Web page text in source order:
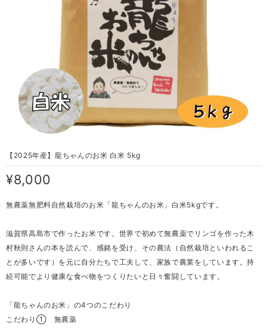
【2025年産】龍ちゃんのお米 白米 5kg
¥8,000
無農薬無肥料自然栽培のお米「龍ちゃんのお米」白米5kgです。
滋賀県高島市で作ったお米です。世界で初めて無農薬でリンゴを作った木
村秋則さんの本を読んで、感銘を受け、その農法（自然栽培といわれるこ
とが多いです）を元に自分たちで工夫して、家族で農業をしています。持
続可能でより健康な食べ物をつくりたいと日々奮闘しています。
「龍ちゃんのお米」の4つのこだわり
こだわり① 無農薬